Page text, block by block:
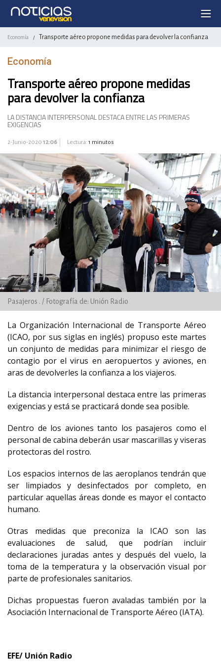
Economía / Transporte aéreo propone medidas para devolver la confianza
Economía
Transporte aéreo propone medidas
para devolver la confianza
LA DISTANCIA INTERPERSONAL DESTACA ENTRE LAS PRIMERAS
EXIGENCIAS
2-Junio-2020 12:06 Lectura: 1 minutos
Pasajeros . / Fotografía de: Unión Radio
La Organización Internacional de Transporte Aéreo
(ICAO, por sus siglas en inglés) propuso este martes
un conjunto de medidas para minimizar el riesgo de
contagio por el virus en aeropuertos y aviones, en
aras de devolverles la confianza a los viajeros.
La distancia interpersonal destaca entre las primeras
exigencias y está se practicará donde sea posible.
Dentro de los aviones tanto los pasajeros como el
personal de cabina deberán usar mascarillas y viseras
protectoras del rostro.
Los espacios internos de las aeroplanos tendrán que
ser limpiados y desinfectados por completo, en
particular aquellas áreas donde es mayor el contacto
humano.
Otras medidas que preconiza la ICAO son las
evaluaciones de salud, que podrían incluir
declaraciones juradas antes y después del vuelo, la
toma de la temperatura y la observación visual por
parte de profesionales sanitarios.
Dichas propuestas fueron avaladas también por la
Asociación Internacional de Transporte Aéreo (IATA).
EFE/ Unión Radio